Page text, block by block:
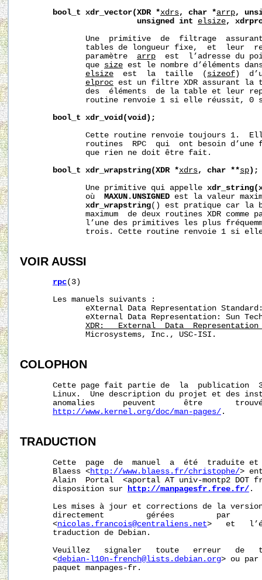
bool_t xdr_vector(XDR *xdrs, char *arrp,
unsigned
int elsize,
Une  primitive  de  filtrage
tables de longueur fixe,  et  leur
              paramètre
arrp
est  l’adresse du
              que
size est le nombre d’éléments
elsize
  est  la  taille  (
sizeof )
elproc est un filtre XDR assurant la
des  éléments  de la table et leur
routine renvoie 1 si elle réussit, 0
bool_t xdr_void(void);
Cette routine renvoie toujours 1.
routines  RPC  qui  ont besoin d’une
              que rien ne doit être fait.
bool_t xdr_wrapstring(XDR *xdrs, char **sp );
              Une primitive qui appelle
              où
MAXUN.UNSIGNED est la valeur
xdr_wrapstring() est pratique car la
maximum  de deux routines XDR comme
l’une des primitives les plus
trois. Cette routine renvoie 1 si
VOIR AUSSI
rpc(3)
       Les manuels suivants :
eXternal Data Representation
eXternal Data Representation: Sun
XDR:   External  Data  Representation
              Microsystems, Inc., USC-ISI.
COLOPHON
Cette page fait partie de  la  publication
Linux.  Une description du projet et des
anomalies      peuvent      être
http://www.kernel.org/doc/man-pages/ .
TRADUCTION
Cette  page  de  manuel  a  été  traduite
       Blaess <
http://www.blaess.fr/christophe/>
Alain  Portal  <aportal AT univ-montp2 DOT
       disposition sur
http://manpagesfr.free.fr/ .
Les mises à jour et corrections de la
directement         gérées         par
       <
nicolas.francois@centraliens.net>   et
       traduction de Debian.
Veuillez   signaler   toute   erreur   de
       <
debian-l10n-french@lists.debian.org> ou par
       paquet manpages-fr.